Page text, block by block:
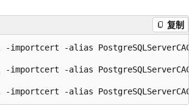
复制
-importcert -alias
-importcert -alias